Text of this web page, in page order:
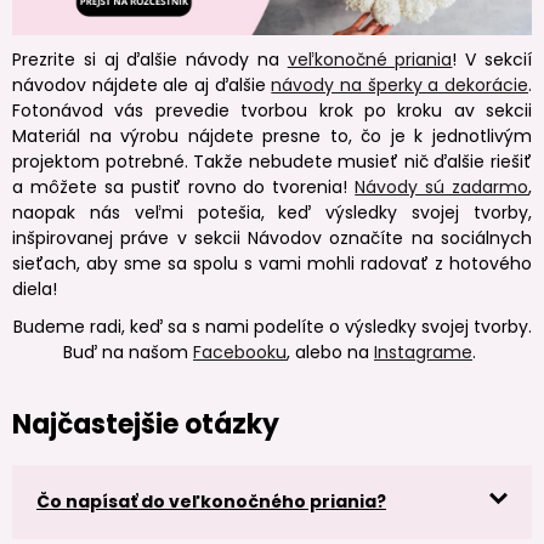
Prezrite si aj ďalšie návody na veľkonočné priania! V sekcií
návodov nájdete ale aj ďalšienávody na šperky a dekorácie.
Fotonávod vás prevedie tvorbou krok po kroku av sekcii
Materiál na výrobu nájdete presne to, čo je k jednotlivým
projektom potrebné. Takže nebudete musieť nič ďalšie riešiť
a môžete sa pustiť rovno do tvorenia!Návody sú zadarmo,
naopak nás veľmi potešia, keď výsledky svojej tvorby,
inšpirovanej práve v sekcii Návodov označíte na sociálnych
sieťach, aby sme sa spolu s vami mohli radovať z hotového
diela!
Budeme radi, keď sa s nami podelíte o výsledky svojej tvorby.
Buď na našom Facebooku, alebo na Instagrame.
Najčastejšie otázky
Čo napísať do veľkonočného priania?